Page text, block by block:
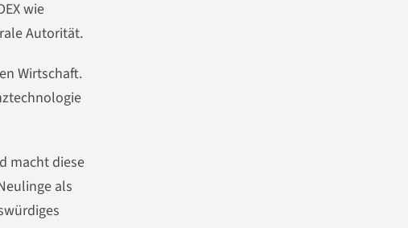
wie
Autorität.
Wirtschaft.
macht diese
als